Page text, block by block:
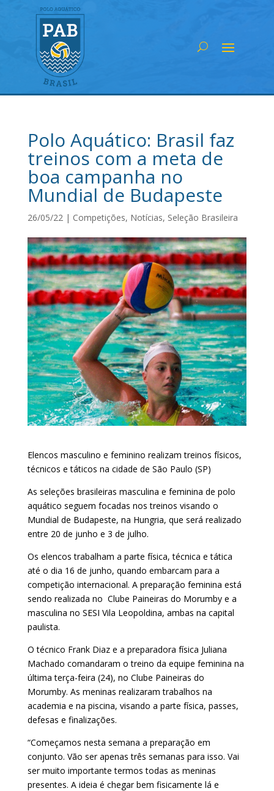
Polo Aquático: Brasil faz
treinos com a meta de
boa campanha no
Mundial de Budapeste
26/05/22 | Competições, Notícias, Seleção Brasileira
Elencos masculino e feminino realizam treinos físicos,
técnicos e táticos na cidade de São Paulo (SP)
As seleções brasileiras masculina e feminina de polo
aquático seguem focadas nos treinos visando o
Mundial de Budapeste, na Hungria, que será realizado
entre 20 de junho e 3 de julho.
Os elencos trabalham a parte física, técnica e tática
até o dia 16 de junho, quando embarcam para a
competição internacional. A preparação feminina está
sendo realizada no Clube Paineiras do Morumby e a
masculina no SESI Vila Leopoldina, ambas na capital
paulista.
O técnico Frank Diaz e a preparadora física Juliana
Machado comandaram o treino da equipe feminina na
última terça-feira (24), no Clube Paineiras do
Morumby. As meninas realizaram trabalhos na
academia e na piscina, visando a parte física, passes,
defesas e finalizações.
“Começamos nesta semana a preparação em
conjunto. Vão ser apenas três semanas para isso. Vai
ser muito importante termos todas as meninas
presentes. A ideia é chegar bem fisicamente lá e